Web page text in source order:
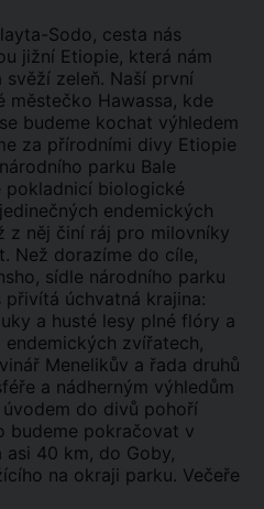
Sodo, cesta nás
jižní Etiopie, která nám
zeleň. Naší první
městečko Hawassa, kde
budeme kochat výhledem
za přírodními divy Etiopie
parku Bale
pokladnicí biologické
endemických
z něj činí ráj pro milovníky
Než dorazíme do cíle,
sídle národního parku
přivítá úchvatná krajina:
a husté lesy plné flóry a
zvířatech,
Menelikův a řada druhů
a nádherným výhledům
do divů pohoří
budeme pokračovat v
40 km, do Goby,
na okraji parku. Večeře